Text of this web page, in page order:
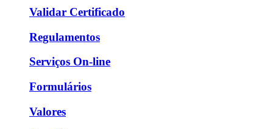
Validar Certificado
Regulamentos
Serviços On-line
Formulários
Valores